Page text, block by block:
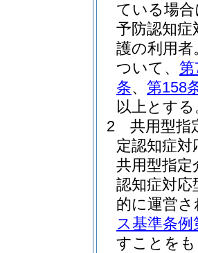
ている場
予防認知症
護の利用者
ついて、 第
条、 第158
以上とする
2
共用型指
定認知症
共用型指定
認知症対
的に運営
ス基準条例
すことを